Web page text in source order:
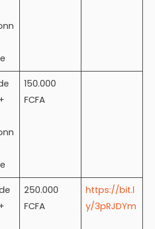
150.000
FCFA
250.000
FCFA
https://bit.l
y/3pRJDYm